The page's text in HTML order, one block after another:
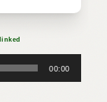
00:00